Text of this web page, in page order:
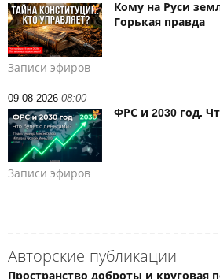
Кому на Руси
Горькая правда
Записи эфиров
09-08-2026 08:00
ФРС и 2030 год.
Записи эфиров
Авторские публикации
Пространство доброты и круговая